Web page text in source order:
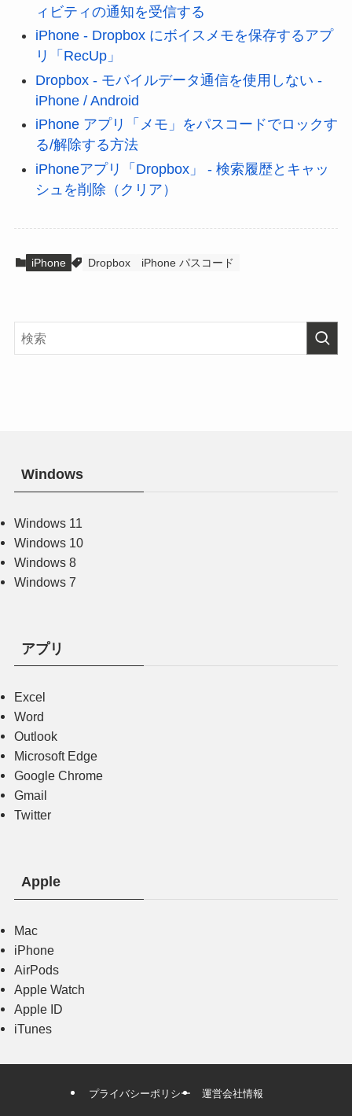
ィビティの通知を受信する
iPhone - Dropbox にボイスメモを保存するアプ
リ「RecUp」
Dropbox - モバイルデータ通信を使用しない -
iPhone / Android
iPhone アプリ「メモ」をパスコードでロックす
る/解除する方法
iPhoneアプリ「Dropbox」 - 検索履歴とキャッ
シュを削除（クリア）
iPhone Dropbox iPhone パスコード
Windows
Windows 11
Windows 10
Windows 8
Windows 7
アプリ
Excel
Word
Outlook
Microsoft Edge
Google Chrome
Gmail
Twitter
Apple
Mac
iPhone
AirPods
Apple Watch
Apple ID
iTunes
プライバシーポリシー 運営会社情報